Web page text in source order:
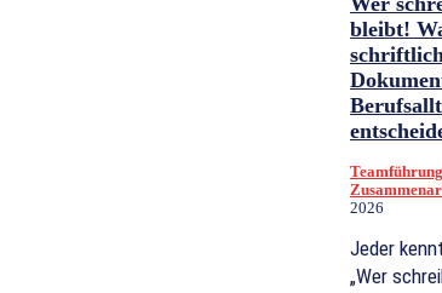
bleibt!
2026
Jeder
„Wer